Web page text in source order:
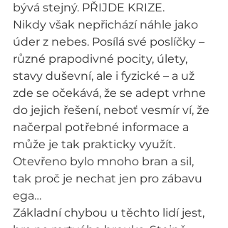
bývá stejný. PŘIJDE KRIZE.
Nikdy však nepřichází náhle jako
úder z nebes. Posílá své poslíčky –
různé prapodivné pocity, úlety,
stavy duševní, ale i fyzické – a už
zde se očekává, že se adept vrhne
do jejich řešení, neboť vesmír ví, že
načerpal potřebné informace a
může je tak prakticky využít.
Otevřeno bylo mnoho bran a sil,
tak proč je nechat jen pro zábavu
ega…
Základní chybou u těchto lidí jest,